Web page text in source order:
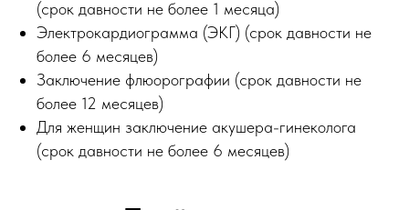
(срок давности не более 1 месяца)
Электрокардиограмма (ЭКГ) (срок давности не
более 6 месяцев)
Заключение флюорографии (срок давности не
более 12 месяцев)
Для женщин заключение акушера-гинеколога
(срок давности не более 6 месяцев)